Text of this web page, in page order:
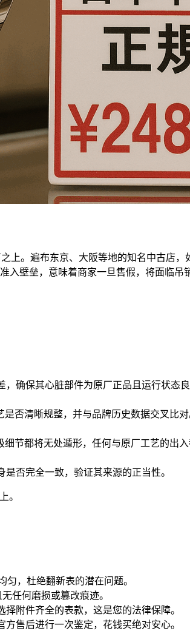
上。遍布东京、大阪等地的知名中古店
壁垒，意味着商家一旦售假，将面临吊
确保其心脏部件为原厂正品且运行状态良
否清晰规整，并与品牌历史数据交叉比对
节都将无处遁形，任何与原厂工艺的出入
否完全一致，验证其来源的正当性。
。
，杜绝翻新表的潜在问题。
任何磨损或篡改痕迹。
附件齐全的表款，这是您的法律保障。
售后进行一次鉴定，花钱买绝对安心。